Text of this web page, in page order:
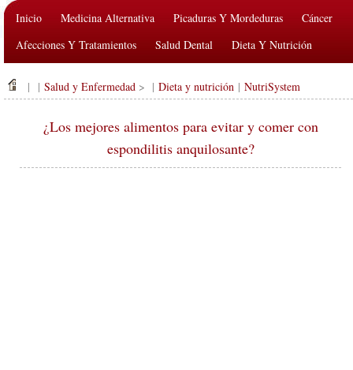
Inicio Medicina Alternativa Picaduras Y Mordeduras
Cáncer
Afecciones Y Tratamientos
Salud Dental
Dieta Y Nutrición
Salud Pública Y Seguridad
Cirugías Y Procedimientos Salud
| | Salud y Enfermedad > | Dieta y nutrición | NutriSystem
¿Los mejores alimentos para evitar y comer con
espondilitis anquilosante?